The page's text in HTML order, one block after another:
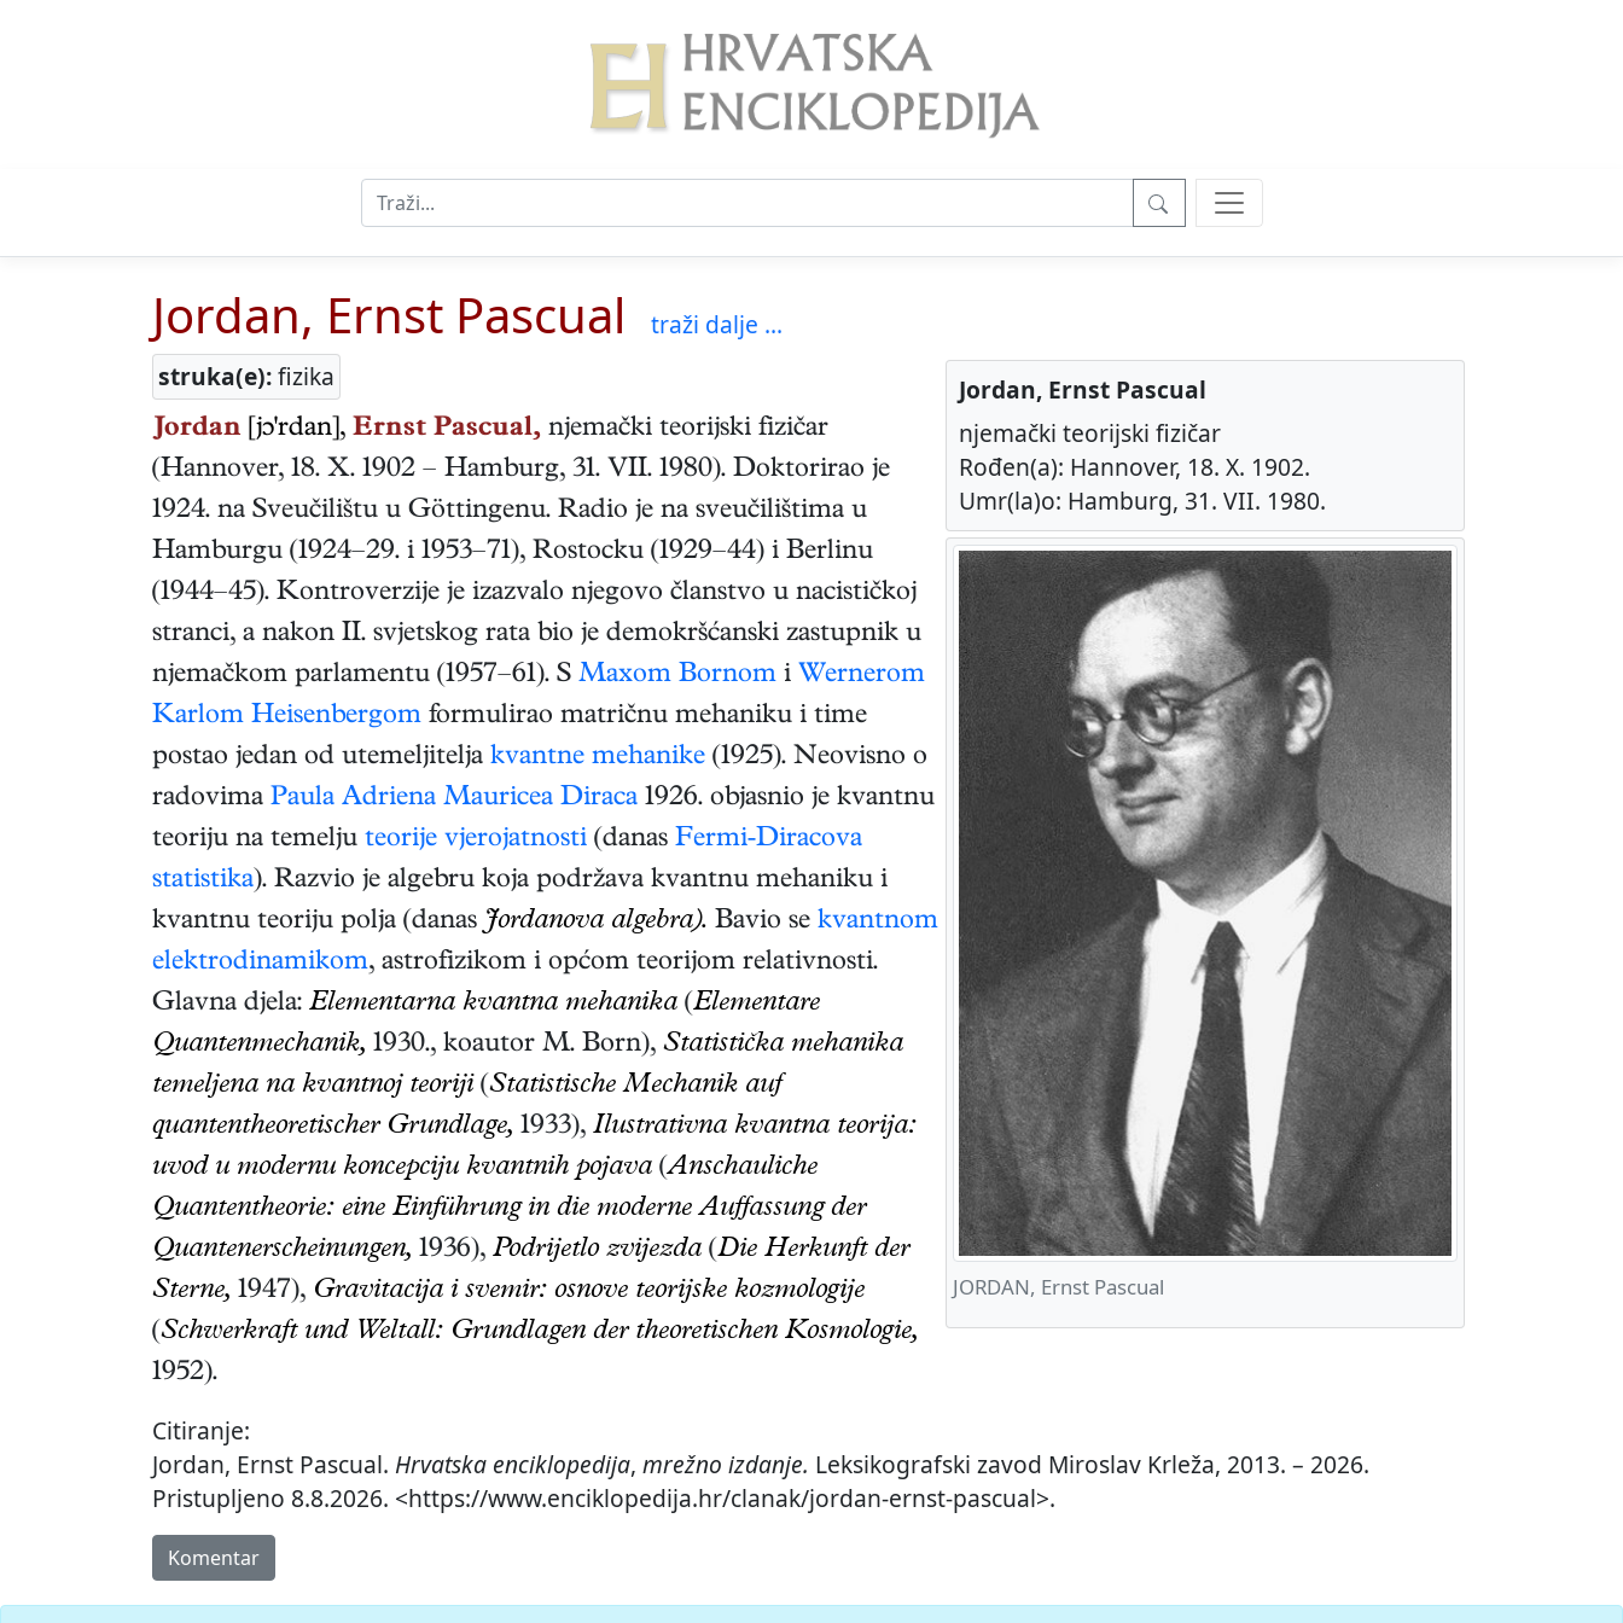
Jordan, Ernst Pascual
traži dalje ...
struka(e):fizika
Jordan, Ernst Pascual
njemački teorijski fizičar
Rođen(a): Hannover, 18. X. 1902.
Umr(la)o: Hamburg, 31. VII. 1980.
JORDAN, Ernst Pascual
Jordan [jɔ'rdan], Ernst Pascual, njemački teorijski fizičar
(Hannover, 18. X. 1902 – Hamburg, 31. VII. 1980). Doktorirao je
1924. na Sveučilištu u Göttingenu. Radio je na sveučilištima u
Hamburgu (1924–29. i 1953–71), Rostocku (1929–44) i Berlinu
(1944–45). Kontroverzije je izazvalo njegovo članstvo u nacističkoj
stranci, a nakon II. svjetskog rata bio je demokršćanski zastupnik u
njemačkom parlamentu (1957–61). S Maxom Bornom i Wernerom
Karlom Heisenbergom formulirao matričnu mehaniku i time
postao jedan od utemeljitelja kvantne mehanike (1925). Neovisno o
radovima Paula Adriena Mauricea Diraca 1926. objasnio je kvantnu
teoriju na temelju teorije vjerojatnosti (danas Fermi-Diracova
statistika). Razvio je algebru koja podržava kvantnu mehaniku i
kvantnu teoriju polja (danasJordanova algebra). Bavio se kvantnom
elektrodinamikom, astrofizikom i općom teorijom relativnosti.
Glavna djela: Elementarna kvantna mehanika (Elementare
Quantenmechanik, 1930., koautor M. Born), Statistička mehanika
temeljena na kvantnoj teoriji (Statistische Mechanik auf
quantentheoretischer Grundlage, 1933), Ilustrativna kvantna teorija:
uvod u modernu koncepciju kvantnih pojava (Anschauliche
Quantentheorie: eine Einführung in die moderne Auffassung der
Quantenerscheinungen, 1936), Podrijetlo zvijezda (Die Herkunft der
Sterne, 1947), Gravitacija i svemir: osnove teorijske kozmologije
(Schwerkraft und Weltall: Grundlagen der theoretischen Kosmologie,
1952).
Citiranje:
Jordan, Ernst Pascual. Hrvatska enciklopedija, mrežno izdanje. Leksikografski zavod Miroslav Krleža, 2013. – 2026.
Pristupljeno 8.8.2026. <https://www.enciklopedija.hr/clanak/jordan-ernst-pascual>.
Komentar